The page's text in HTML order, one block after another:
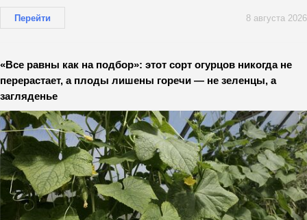
Перейти 8 августа 2026
«Все равны как на подбор»: этот сорт огурцов никогда не
перерастает, а плоды лишены горечи — не зеленцы, а
загляденье